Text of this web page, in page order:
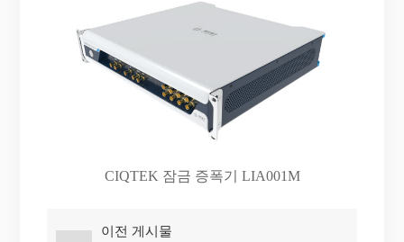
CIQTEK 잠금 증폭기 LIA001M
이전 게시물